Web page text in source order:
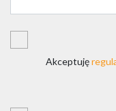
Akceptuję